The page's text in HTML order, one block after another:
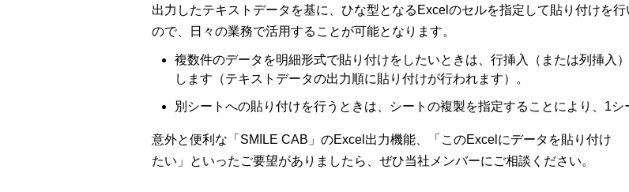
出力したテキストデータを基に、ひな型となるExcelのセルを指定して貼り付けを
ので、日々の業務で活用することが可能となります。
複数件のデータを明細形式で貼り付けをしたいときは、行挿入（または列挿入
します（テキストデータの出力順に貼り付けが行われます）。
別シートへの貼り付けを行うときは、シートの複製を指定することにより、1シ
意外と便利な「SMILE CAB」のExcel出力機能、「このExcelにデータを貼り付け
たい」といったご要望がありましたら、ぜひ当社メンバーにご相談ください。